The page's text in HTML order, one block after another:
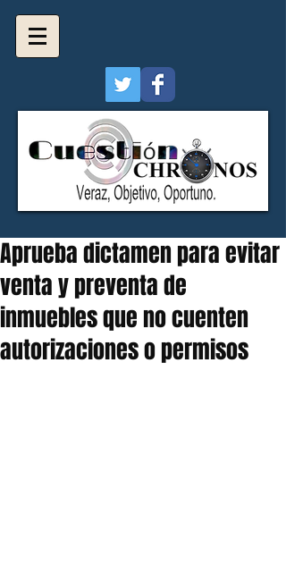
Aprueba dictamen para evitar
venta y preventa de
inmuebles que no cuenten
autorizaciones o permisos